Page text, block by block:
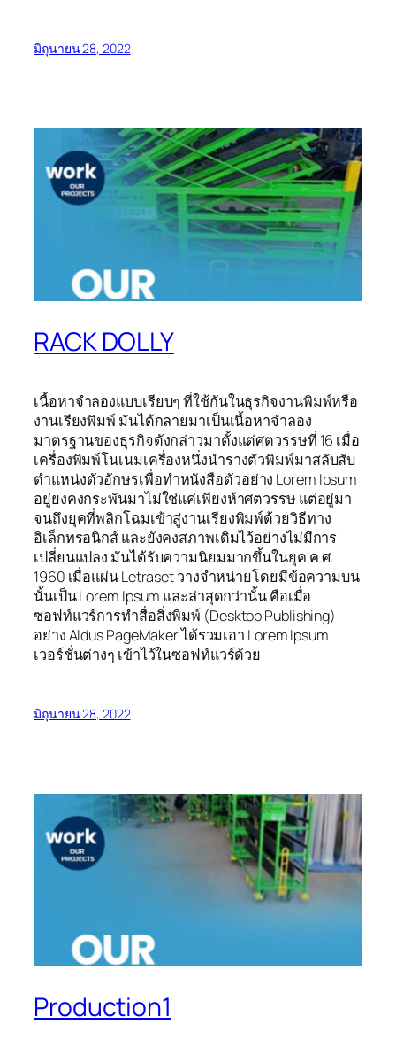
มิถุนายน 28, 2022
RACK DOLLY
เนื้อหาจำลองแบบเรียบๆ ที่ใช้กันในธุรกิจงานพิมพ์หรือ
งานเรียงพิมพ์ มันได้กลายมาเป็นเนื้อหาจำลอง
มาตรฐานของธุรกิจดังกล่าวมาตั้งแต่ศตวรรษที่ 16 เมื่อ
เครื่องพิมพ์โนเนมเครื่องหนึ่งนำรางตัวพิมพ์มาสลับสับ
ตำแหน่งตัวอักษรเพื่อทำหนังสือตัวอย่าง Lorem Ipsum
อยู่ยงคงกระพันมาไม่ใช่แค่เพียงห้าศตวรรษ แต่อยู่มา
จนถึงยุคที่พลิกโฉมเข้าสู่งานเรียงพิมพ์ด้วยวิธีทาง
อิเล็กทรอนิกส์ และยังคงสภาพเดิมไว้อย่างไม่มีการ
เปลี่ยนแปลง มันได้รับความนิยมมากขึ้นในยุค ค.ศ.
1960 เมื่อแผ่น Letraset วางจำหน่ายโดยมีข้อความบน
นั้นเป็น Lorem Ipsum และล่าสุดกว่านั้น คือเมื่อ
ซอฟท์แวร์การทำสื่อสิ่งพิมพ์ (Desktop Publishing)
อย่าง Aldus PageMaker ได้รวมเอา Lorem Ipsum
เวอร์ชั่นต่างๆ เข้าไว้ในซอฟท์แวร์ด้วย
มิถุนายน 28, 2022
Production1